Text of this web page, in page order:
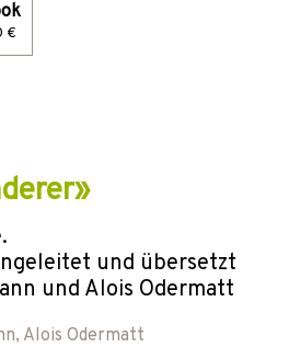
€
und übersetzt
und Alois Odermatt
, Alois Odermatt